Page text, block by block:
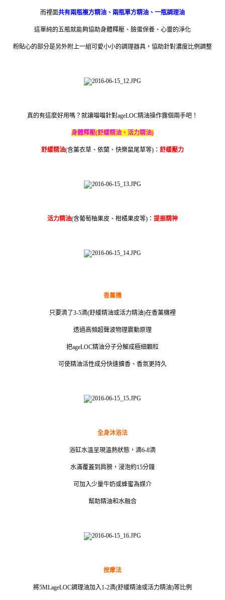
而裡面共有兩瓶複方精油、兩瓶單方精油、一瓶調理油
這單純的五瓶就能夠協助身體釋壓、臉蛋保養、心靈的淨化
粉貼心的部分是另外附上一組可愛小小的調理器具，協助針對濃度比例調整
真的有這麼好用嗎？就讓喵喵針對ageLOC精油操作露個兩手吧！
身體釋壓(舒緩精油、活力精油)
舒緩精油(含薰衣草、依蘭、快樂鼠尾草等)： 舒緩壓力
活力精油(含葡萄柚果皮、柑橘果皮等)： 提振精神
香薰機
只要滴了3-5滴(舒緩精油或活力精油)在香薰機裡
透過高頻超聲波物理震動原理
把ageLOC精油分子分解成極細顆粒
可使精油活性成分快速擴香、香氛更持久
全身沐浴法
浴缸水溫呈現溫熱狀態，滴6-8滴
水滿覆蓋到肩膀，浸泡約15分鐘
可加入少量牛奶或蜂蜜為媒介
幫助精油和水融合
按摩法
將5MLageLOC調理油加入1-2滴(舒緩精油或活力精油)等比例